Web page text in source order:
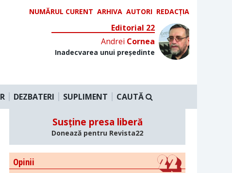
NUMĂRUL CURENT ARHIVA AUTORI REDACȚIA
Editorial 22
Andrei Cornea
Inadecvarea unui președinte
DEZBATERI SUPLIMENT CAUTĂ
Susține presa liberă
Donează pentru Revista22
Opinii